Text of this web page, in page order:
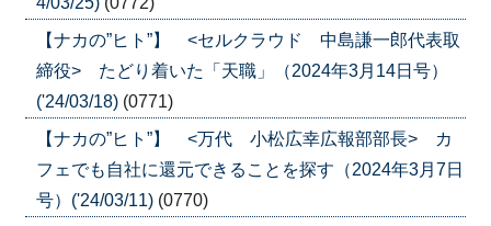
【ナカの”ヒト”】 <セルクラウド 中島謙一郎代表取
締役> たどり着いた「天職」（2024年3月14日号）
('24/03/18) (0771)
【ナカの”ヒト”】 <万代 小松広幸広報部部長> カ
フェでも自社に還元できることを探す（2024年3月7日
号）('24/03/11) (0770)